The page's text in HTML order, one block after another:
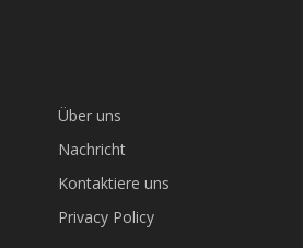
Über uns
Nachricht
Kontaktiere uns
Privacy Policy